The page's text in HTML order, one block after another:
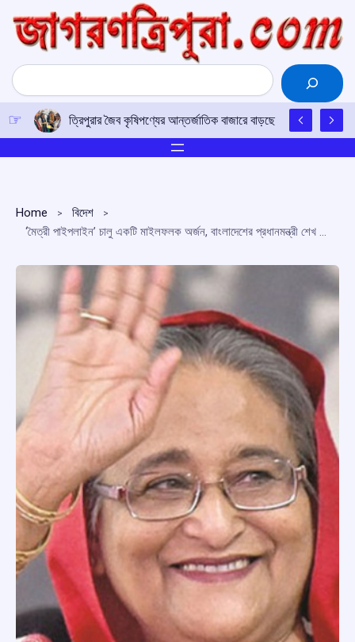
content
Search
ত্রিপুরার জৈব কৃষিপণ্যের আন্তর্জাতিক বাজারে বাড়ছে চাহিদা,
Home
বিদেশ
‘মৈত্রী পাইপলাইন’ চালু একটি মাইলফলক অর্জন, বাংলাদেশের প্রধানমন্ত্রী শেখ হাসিনা